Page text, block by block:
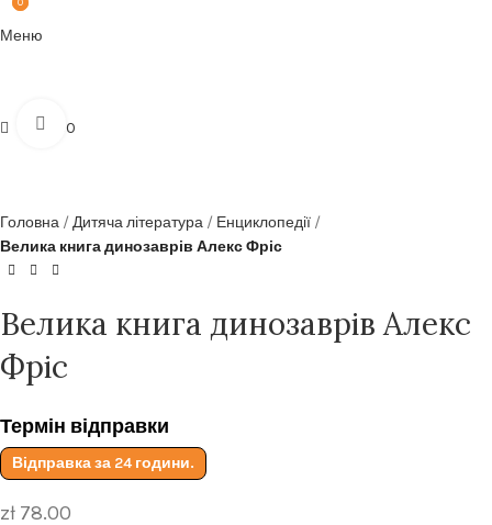
Меню
0
zł0.00Click to enlarge
Головна Дитяча література
Енциклопедії
Велика книга динозаврів Алекс Фріс
Велика книга динозаврів Алекс
Фріс
Термін відправки
Відправка за 24 години.
zł 78.00
0